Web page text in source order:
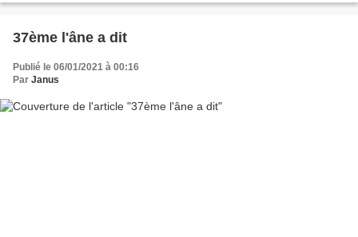
37ème l'âne a dit
Publié le 06/01/2021 à 00:16
Par Janus